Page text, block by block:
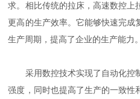
求。相比传统的拉床，高速数控上
更高的生产效率。它能够快速完成
生产周期，提高了企业的生产能力。
采用数控技术实现了自动化控
强度，同时也提高了生产的一致性